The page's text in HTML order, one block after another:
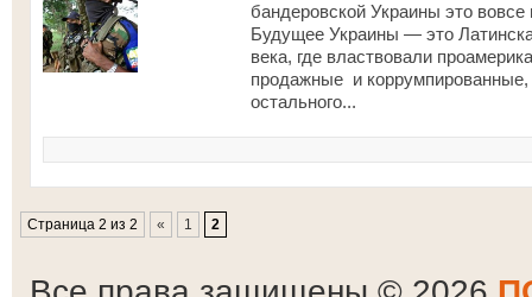
бандеровской Украины это
Будущее Украины — это
века, где властвовали
продажные и
остального...
Страница 2 из 2 « 1 2